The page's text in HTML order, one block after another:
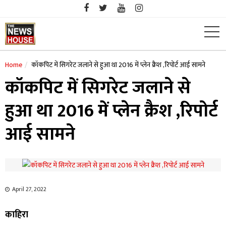
content
Home कॉकपिट में सिगरेट जलाने से हुआ था 2016 में प्लेन क्रैश ,रिपोर्ट आई सामने
कॉकपिट में सिगरेट जलाने से
हुआ था 2016 में प्लेन क्रैश ,रिपोर्ट
आई सामने
April 27, 2022
काहिरा